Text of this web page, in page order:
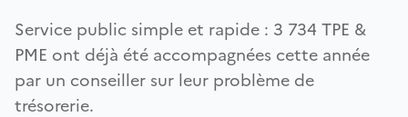
Service public simple et rapide : 3 734 TPE &
PME ont déjà été accompagnées cette année
par un conseiller sur leur problème de
trésorerie.